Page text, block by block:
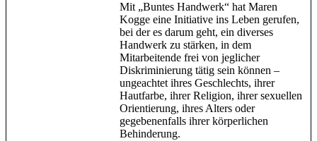
Mit „Buntes Handwerk“ hat Maren
Kogge eine Initiative ins Leben gerufen,
bei der es darum geht, ein diverses
Handwerk zu stärken, in dem
Mitarbeitende frei von jeglicher
Diskriminierung tätig sein können –
ungeachtet ihres Geschlechts, ihrer
Hautfarbe, ihrer Religion, ihrer sexuellen
Orientierung, ihres Alters oder
gegebenenfalls ihrer körperlichen
Behinderung.